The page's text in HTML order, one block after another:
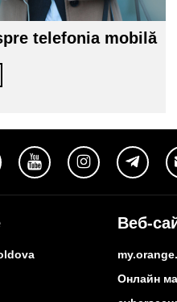
telefonia mobilă
Веб-
Онлайн